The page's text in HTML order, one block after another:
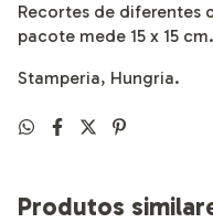
Recortes de diferentes
pacote mede 15 x 15 cm.
Stamperia, Hungria.
Produtos